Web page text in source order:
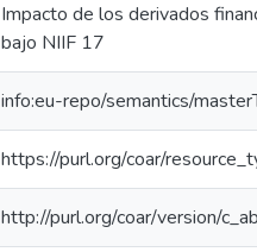
Impacto de los derivados
bajo NIIF 17
info:eu-repo/semantics/
https://purl.org/coar/
http://purl.org/coar/version/